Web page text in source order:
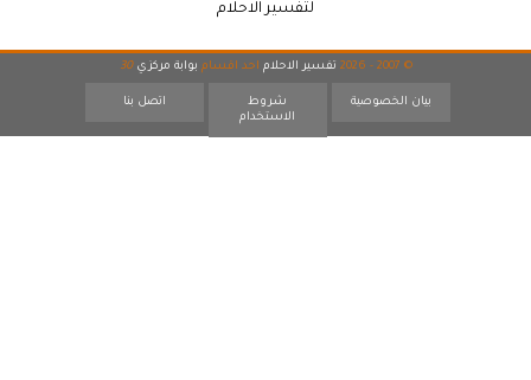
لتفسير الاحلام
© 2007 - 2026 تفسير الاحلام احد اقسام بوابة مركزي 30
بيان الخصوصية
شروط
الاستخدام
اتصل بنا